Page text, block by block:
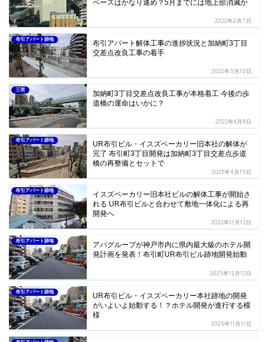
ペースはかなり速め？5月までには地上部消滅か
2022年2月7日
布引アパート跡地
布引アパート解体工事の進捗状況と加納町3丁目
交差点改良工事の着手
2022年5月10日
三宮
加納町3丁目交差点改良工事が本格着工 今後の歩
道橋の運命はいかに？
2022年6月8日
布引アパート跡地
UR布引ビル・イスズベーカリー旧本社の解体が
完了 布引町3丁目開発は加納町3丁目交差点歩道
橋の再整備とセットで
2023年4月15日
布引アパート跡地
イスズベーカリー旧本社ビルの解体工事が開始さ
れる UR布引ビルと合わせて敷地一体化による再
開発へ
2022年11月12日
布引アパート跡地
アパグループが神戸市内に県内最大級のホテル開
発計画を発表！布引町UR布引ビル跡地開発始動
2025年12月12日
布引アパート跡地
UR布引ビル・イスズベーカリー本社跡地の開発
がいよいよ始動する！？ホテル開発が進行する模
様
2025年11月11日